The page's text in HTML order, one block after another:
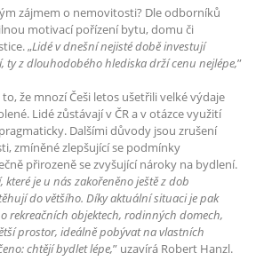
zájmem o nemovitosti? Dle odborníků
motivací pořízení bytu, domu či
„Lidé v dnešní nejisté době investují
ty z dlouhodobého hlediska drží cenu nejlépe,”
že mnozí Češi letos ušetřili velké výdaje
Lidé zůstávají v ČR a v otázce využití
Dalšími důvody jsou zrušení
zmíněné zlepšující se podmínky
přirozeně se zvyšující nároky na bydlení.
je u nás zakořeněno ještě z dob
do většího. Díky aktuální situaci je pak
rekreačních objektech, rodinných domech,
prostor, ideálně pobývat na vlastních
chtějí bydlet lépe,” uzavírá Robert Hanzl.